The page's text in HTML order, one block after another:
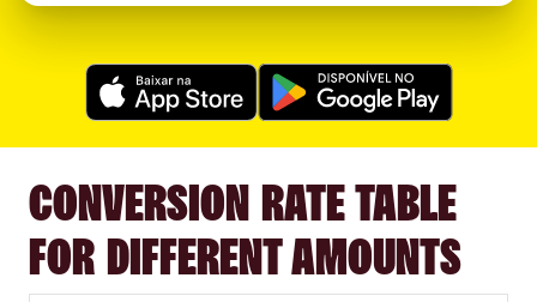
CONVERSION RATE TABLE
FOR DIFFERENT AMOUNTS